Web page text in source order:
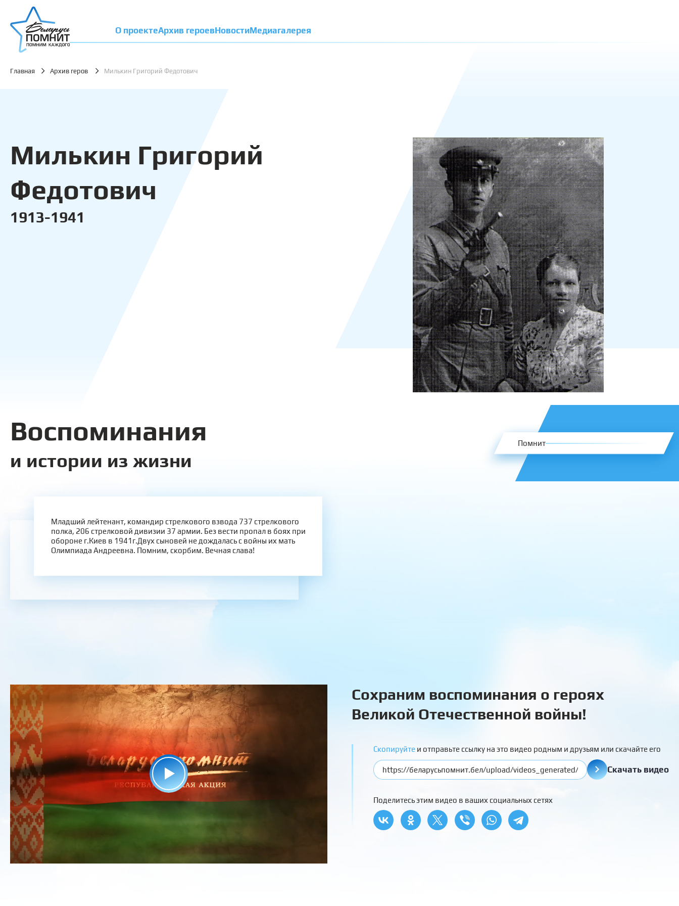
О проектеАрхив героевНовостиМедиагалерея
Главная Архив геров Милькин Григорий Федотович
Милькин Григорий
Федотович
1913-1941
Воспоминания
и истории из жизни
Помнит
Младший лейтенант, командир стрелкового взвода 737 стрелкового
полка, 206 стрелковой дивизии 37 армии. Без вести пропал в боях при
обороне г.Киев в 1941г.Двух сыновей не дождалась с войны их мать
Олимпиада Андреевна. Помним, скорбим. Вечная слава!
Сохраним воспоминания о героях
Великой Отечественной войны!
Скопируйте и отправьте ссылку на это видео родным и друзьям или скачайте его
Скачать видео
Поделитесь этим видео в ваших социальных сетях